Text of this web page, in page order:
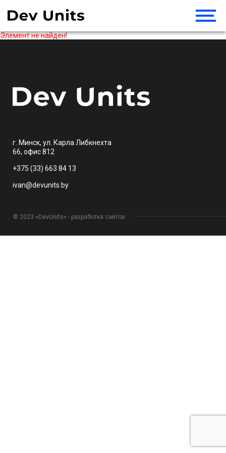
Элемент не найден!
г. Минск, ул. Карла Либкнехта
66, офис 812
+375 (33) 663 84 13
ivan@devunits.by
© 2023 «DevUnits» - разработка сайтов